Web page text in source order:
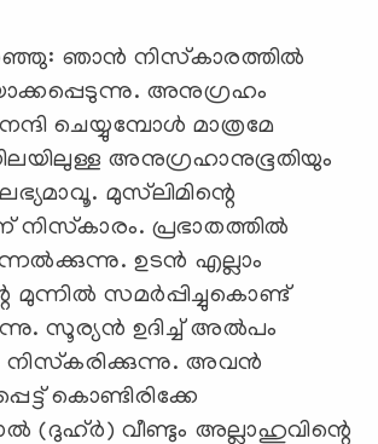
ഞാന്‍ നിസ്‌കാരത്തില്‍
അനുഗ്രഹം
ചെയ്യുമ്പോള്‍ മാത്രമേ
അനുഗ്രഹാനുഭൂതിയും
മുസ്‌ലിമിന്റെ
നിസ്‌കാരം. പ്രഭാതത്തില്‍
ഉടന്‍ എല്ലാം
മുന്നില്‍ സമര്‍പ്പിച്ചുകൊണ്ട്
സൂര്യന്‍ ഉദിച്ച് അല്‍പം
നിസ്‌കരിക്കുന്നു. അവന്‍
കൊണ്ടിരിക്കേ
(ദുഹ്ര്‍) വീണ്ടും അല്ലാഹുവിന്റെ